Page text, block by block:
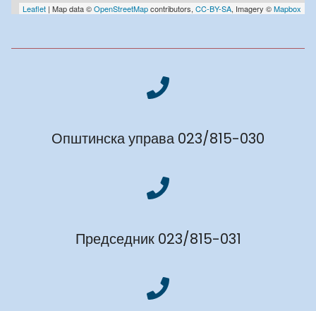
Leaflet | Map data ©OpenStreetMapcontributors, CC-BY-SA, Imagery ©Mapbox
Општинска управа 023/815-030
Председник 023/815-031